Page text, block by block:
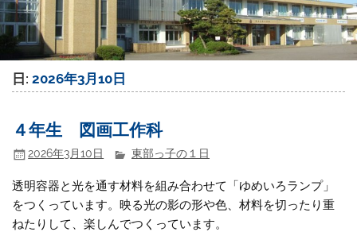
日:2026年3月10日
４年生 図画工作科
2026年3月10日 東部っ子の１日
透明容器と光を通す材料を組み合わせて「ゆめいろランプ」
をつくっています。映る光の影の形や色、材料を切ったり重
ねたりして、楽しんでつくっています。